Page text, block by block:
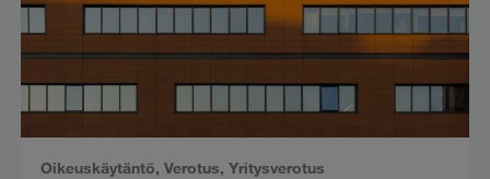
Oikeuskäytäntö, Verotus, Yritysverotus